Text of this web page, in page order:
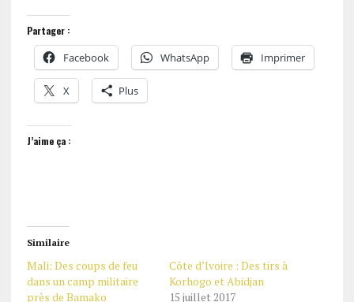
Partager :
Facebook WhatsApp Imprimer
X Plus
J’aime ça :
Similaire
Mali: Des coups de feu
dans un camp militaire
près de Bamako
Côte d’Ivoire : Des tirs à
Korhogo et Abidjan
15 juillet 2017